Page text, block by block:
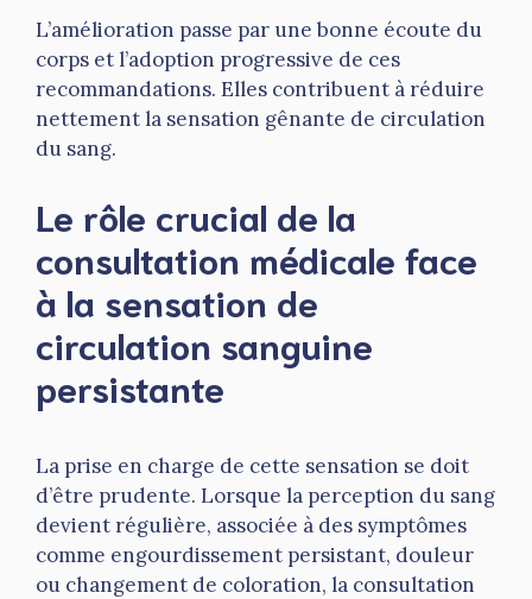
L’amélioration passe par une bonne écoute du
corps et l’adoption progressive de ces
recommandations. Elles contribuent à réduire
nettement la sensation gênante de circulation
du sang.
Le rôle crucial de la
consultation médicale face
à la sensation de
circulation sanguine
persistante
La prise en charge de cette sensation se doit
d’être prudente. Lorsque la perception du sang
devient régulière, associée à des symptômes
comme engourdissement persistant, douleur
ou changement de coloration, la consultation